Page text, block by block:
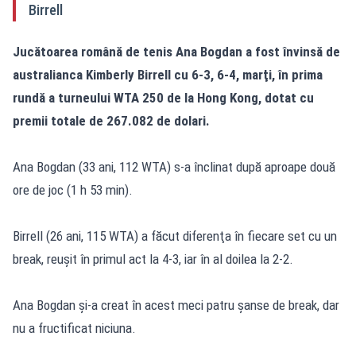
Birrell
Jucătoarea română de tenis Ana Bogdan a fost învinsă de
australianca Kimberly Birrell cu 6-3, 6-4, marţi, în prima
rundă a turneului WTA 250 de la Hong Kong, dotat cu
premii totale de 267.082 de dolari.
Ana Bogdan (33 ani, 112 WTA) s-a înclinat după aproape două
ore de joc (1 h 53 min).
Birrell (26 ani, 115 WTA) a făcut diferenţa în fiecare set cu un
break, reuşit în primul act la 4-3, iar în al doilea la 2-2.
Ana Bogdan şi-a creat în acest meci patru şanse de break, dar
nu a fructificat niciuna.